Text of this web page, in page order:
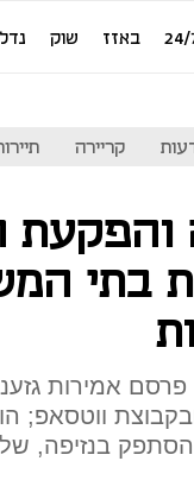
24/ באזז שוק
קריירה
והפקעת
בתי
פרסם אמירות
ווטסאפ;
בנזיפה,